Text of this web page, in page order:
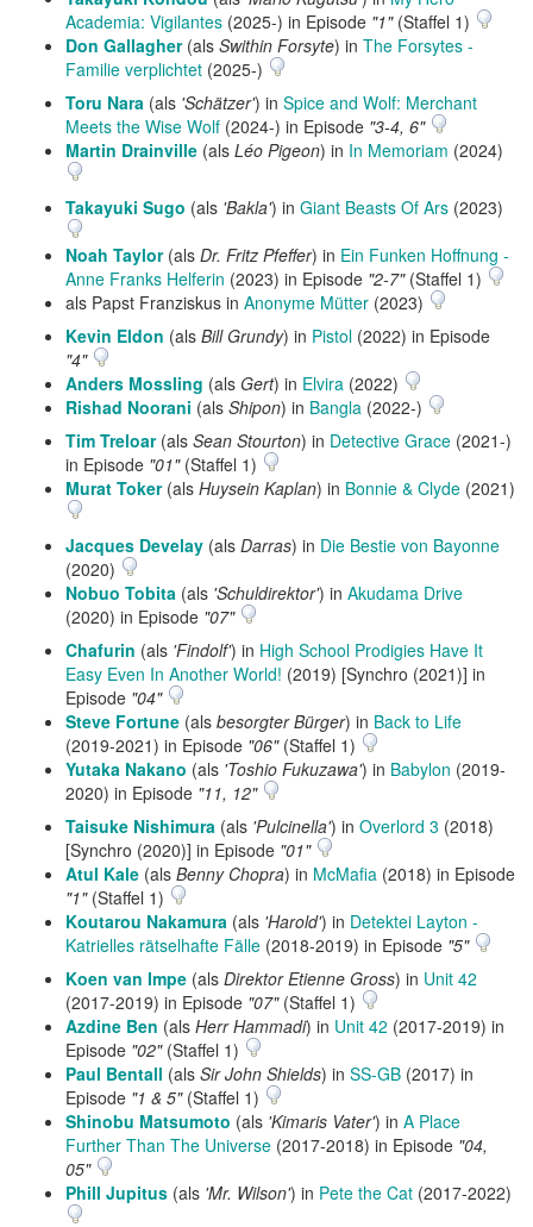
Academia: Vigilantes (2025-) in Episode "1"(Staffel 1)
Don Gallagher(als Swithin Forsyte) in The Forsytes -
Familie verplichtet (2025-)
Toru Nara (als 'Schätzer') in Spice and Wolf: Merchant
Meets the Wise Wolf (2024-) in Episode "3-4, 6"
Martin Drainville (als Léo Pigeon) in In Memoriam (2024)
Takayuki Sugo (als 'Bakla') in Giant Beasts Of Ars (2023)
Noah Taylor(als Dr. Fritz Pfeffer) in Ein Funken Hoffnung -
Anne Franks Helferin (2023) in Episode "2-7"(Staffel 1)
als Papst Franziskus in Anonyme Mütter (2023)
Kevin Eldon (als Bill Grundy) in Pistol (2022) in Episode
"4"
Anders Mossling (als Gert) in Elvira (2022)
Rishad Noorani (als Shipon) in Bangla (2022-)
Tim Treloar(als Sean Stourton) in Detective Grace (2021-)
in Episode "01"(Staffel 1)
Murat Toker(als Huysein Kaplan) in Bonnie & Clyde (2021)
Jacques Develay (als Darras) in Die Bestie von Bayonne
(2020)
Nobuo Tobita (als 'Schuldirektor') in Akudama Drive
(2020) in Episode "07"
Chafurin (als 'Findolf') in High School Prodigies Have It
Easy Even In Another World! (2019) [Synchro (2021)] in
Episode "04"
Steve Fortune (als besorgter Bürger) in Back to Life
(2019-2021) in Episode "06"(Staffel 1)
Yutaka Nakano (als 'Toshio Fukuzawa') in Babylon (2019-
2020) in Episode "11, 12"
Taisuke Nishimura (als 'Pulcinella') in Overlord 3 (2018)
[Synchro (2020)] in Episode "01"
Atul Kale (als Benny Chopra) in McMafia (2018) in Episode
"1"(Staffel 1)
Koutarou Nakamura (als 'Harold') in Detektei Layton -
Katrielles rätselhafte Fälle (2018-2019) in Episode "5"
Koen van Impe (als Direktor Etienne Gross) in Unit 42
(2017-2019) in Episode "07"(Staffel 1)
Azdine Ben (als Herr Hammadi) in Unit 42 (2017-2019) in
Episode "02"(Staffel 1)
Paul Bentall (als Sir John Shields) in SS-GB (2017) in
Episode "1 & 5"(Staffel 1)
Shinobu Matsumoto (als 'Kimaris Vater') in A Place
Further Than The Universe (2017-2018) in Episode "04,
05"
Phill Jupitus (als 'Mr. Wilson') in Pete the Cat (2017-2022)